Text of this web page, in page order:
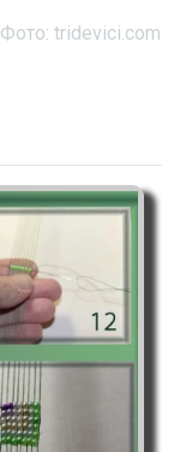
Фото: tridevici.com